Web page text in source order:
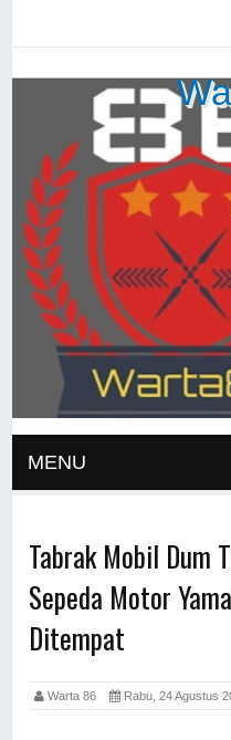
MENU
Tabrak Mobil Dum
Sepeda Motor
Ditempat
Warta 86 Rabu, 24 Agustus